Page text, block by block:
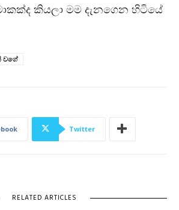
කියලා මම දැනගෙන හිටියේ
වගේ
Twitter
RELATED ARTICLES